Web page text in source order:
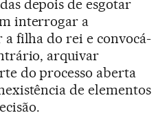
depois de esgotar
interrogar a
filha do rei e convocá-
arquivar
do processo aberta
de elementos